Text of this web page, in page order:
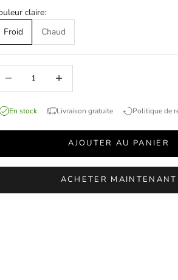
claire:
Froid
Chaud
En stock Livraison gratuite Politique de
AJOUTER AU PANIER
ACHETER MAINTENANT